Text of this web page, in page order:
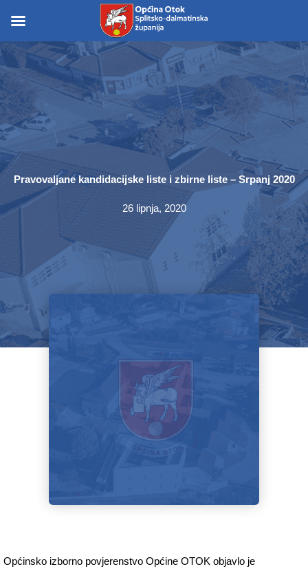
content
content
Pravovaljane kandidacijske liste i zbirne liste – Srpanj 2020
26 lipnja, 2020
Općinsko izborno povjerenstvo Općine OTOK objavlo je